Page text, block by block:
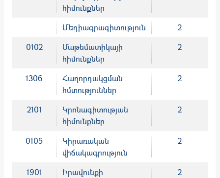
հիմունքներ
Մեդիագրագիտություն
2
0102
Մաթեմատիկայի
հիմունքներ
2
1306
Հաղորդակցման
հմտություններ
2
2101
Կրոնագիտության
հիմունքներ
2
0105
Կիրառական
վիճակագրություն
2
1901
Իրավունքի
2